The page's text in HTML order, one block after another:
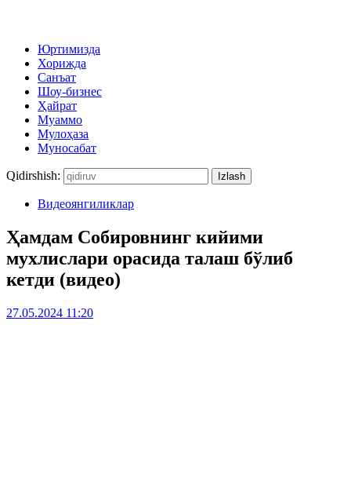
Юртимизда
Хорижда
Санъат
Шоу-бизнес
Ҳайрат
Муаммо
Мулоҳаза
Муносабат
Qidirshish:
Видеоянгиликлар
Ҳамдам Собировнинг кийими
мухлислари орасида талаш бўлиб
кетди (видео)
27.05.2024 11:20